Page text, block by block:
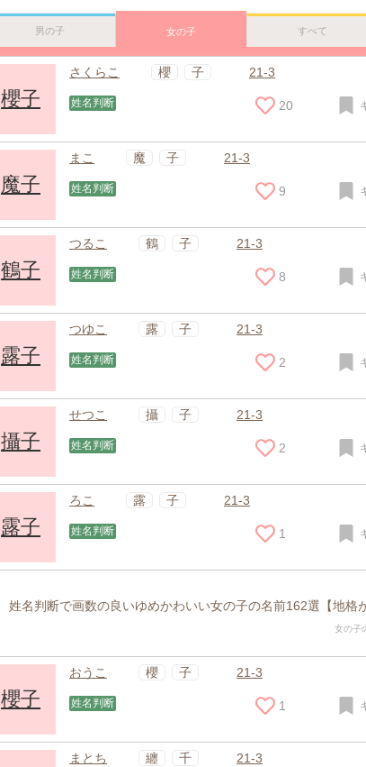
男の子 女の子 すべて
櫻子
さくらこ 櫻 子 21-3
姓名判断 20
魔子
まこ 魔 子 21-3
姓名判断 9
鶴子
つるこ 鶴 子 21-3
姓名判断 8
露子
つゆこ 露 子 21-3
姓名判断 2
攝子
せつこ 攝 子 21-3
姓名判断 2
露子
ろこ 露 子 21-3
姓名判断 1
姓名判断で画数の良いゆめかわいい女の子の名前162選【地格
女の子
櫻子
おうこ 櫻 子 21-3
姓名判断 1
まとち 纏 千 21-3